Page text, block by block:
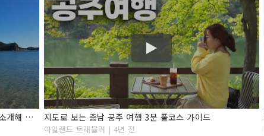
충남 언택트 랜선 여행, 충남 여행지 3분 안에 다 소개해 줄게, 여행지 87곳 정리 지도로 보는 충남 공주 여행 3분 풀코스 가이드
아일랜드 트래블러 | 4년 전